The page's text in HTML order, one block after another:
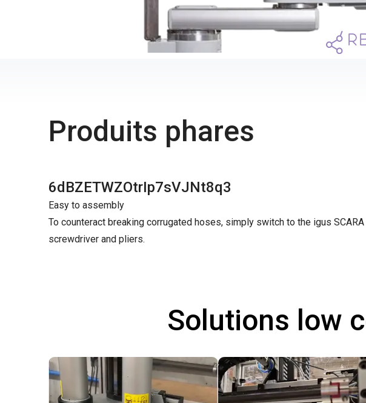
Produits phares
6dBZETWZOtrIp7sVJNt8q3
Easy to assembly
To counteract breaking corrugated hoses, simply switch to the igus
screwdriver and pliers.
Solutions low